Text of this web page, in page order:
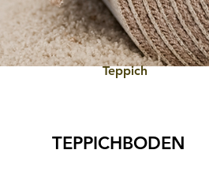
Teppich
TEPPICHBODEN